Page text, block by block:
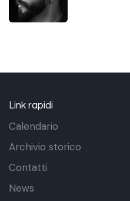
Link rapidi
Calendario
Archivio storico
Contatti
News